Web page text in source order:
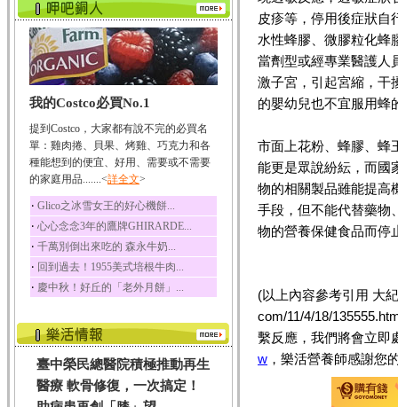
咖啡
咖啡中的咖啡因會刺激
中樞神經系統，特別...
椰子
椰子含有糖類、脂肪、
荔枝
荔枝性質溫和所含的營
養素有醣類、檸檬酸...
五味子
五味子性質溫熱所含營
養成分有揮發油、檸...
草魚
草魚含有維生素A、維生
素C、及豐富的蛋白...
我的Costco必買No.1
提到Costco，大家都有說不完的必買名
單：雞肉捲、貝果、烤雞、巧克力和各
種能想到的便宜、好用、需要或不需要
的家庭用品.......<詳全文>
‧ Glico之冰雪女王的好心機餅...
‧ 心心念念3年的鷹牌GHIRARDE...
‧ 千萬別倒出來吃的 森永牛奶...
‧ 回到過去！1955美式培根牛肉...
‧ 慶中秋！好丘的「老外月餅」...
臺中榮民總醫院積極推動再生
醫療 軟骨修復，一次搞定！
皮疹等，停用後症狀自
水性蜂膠、微膠粒化蜂
當劑型或經專業醫護人
激子宮，引起宮縮，干
的嬰幼兒也不宜服用蜂
市面上花粉、蜂膠、蜂
能更是眾說紛紜，而國
物的相關製品雖能提高
手段，但不能代替藥物
物的營養保健食品而停
(以上內容參考引用 大
com/11/4/18/
繫反應，我們將會立
w ，樂活營養師感謝您